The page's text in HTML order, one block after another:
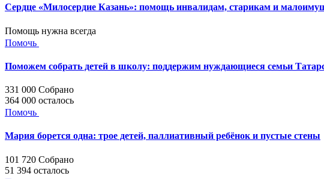
Сердце «Милосердие Казань»: помощь инвалидам, старикам и
Помощь нужна всегда
Помочь
Поможем собрать детей в школу: поддержим нуждающиеся семьи
331 000 Собрано
364 000 осталось
Помочь
Мария борется одна: трое детей, паллиативный ребёнок и пустые стены
101 720 Собрано
51 394 осталось